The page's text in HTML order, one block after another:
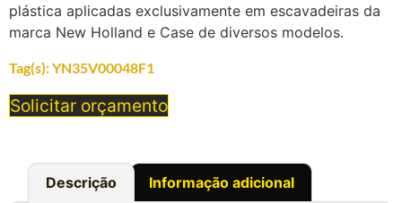
plástica aplicadas exclusivamente em escavadeiras da
marca New Holland e Case de diversos modelos.
Tag(s):YN35V00048F1
Solicitar orçamento
Descrição Informação adicional